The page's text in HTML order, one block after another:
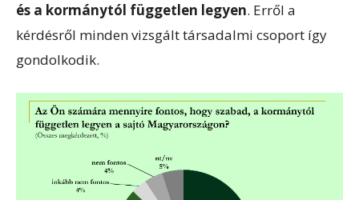
és a kormánytól független legyen. Erről a
kérdésről minden vizsgált társadalmi csoport így
gondolkodik.